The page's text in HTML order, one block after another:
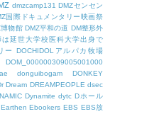
dmzcamp131 DMZセンセン
国際ドキュメンタリー映画祭
物館 DMZ平和の道 DM整形外
延世大学校医科大学出身で
ー
DOCHIDOLアルパカ牧場
DOM_000000309005001000
donguibogam
DONKEY
Dream DREAMPEOPLE dsec
Dynamite dytc Dホール
Earthen Ebookers EBS EBS放